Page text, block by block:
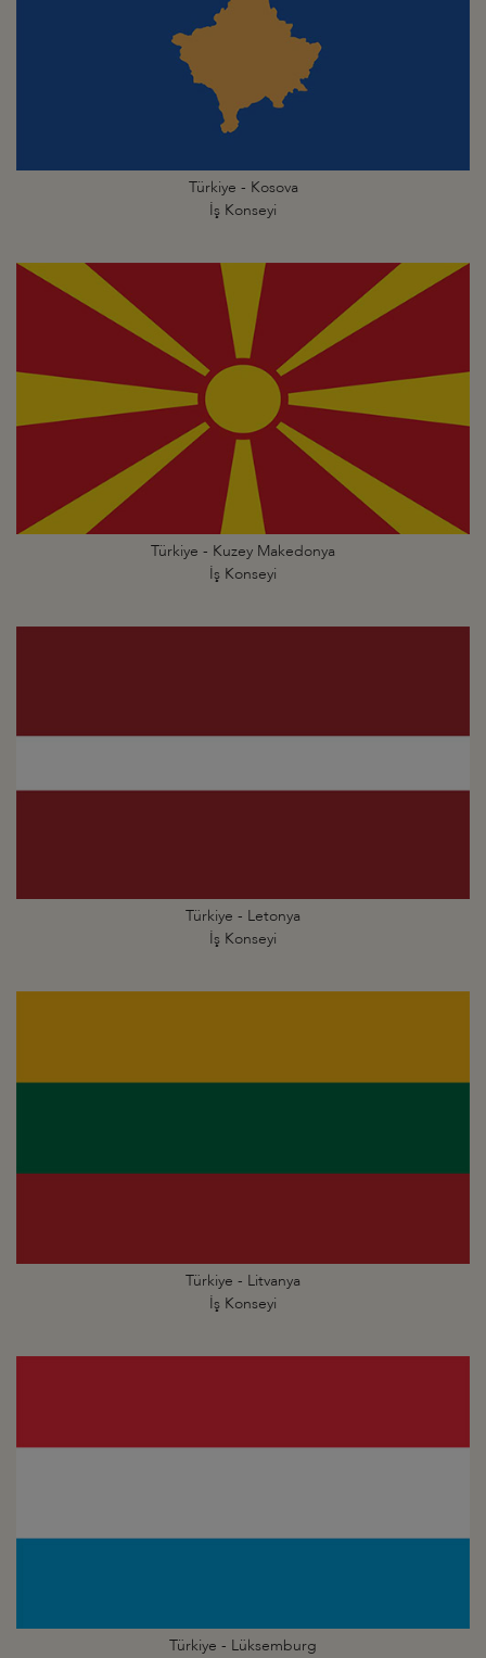
Türkiye - Kosova
İş Konseyi
Türkiye - Kuzey Makedonya
İş Konseyi
Türkiye - Letonya
İş Konseyi
Türkiye - Litvanya
İş Konseyi
Türkiye - Lüksemburg